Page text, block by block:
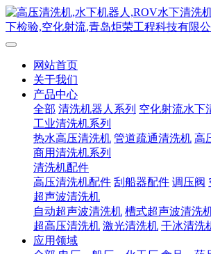
网站首页
关于我们
产品中心
全部 清洗机器人系列 空化射流水下
工业清洗机系列
热水高压清洗机 管道疏通清洗机 高
商用清洗机系列
清洗机配件
高压清洗机配件 刮船器配件 调压阀
超声波清洗机
自动超声波清洗机 槽式超声波清洗
超高压清洗机 激光清洗机 干冰清洗
应用领域